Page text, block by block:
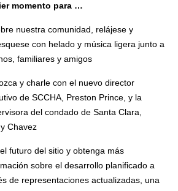
momento para …
nuestra comunidad, relájese y
con helado y música ligera junto a
familiares y amigos
y charle con el nuevo director
de SCCHA, Preston Prince, y la
​​del condado de Santa Clara,
Chavez
futuro del sitio y obtenga más
sobre el desarrollo planificado a
de representaciones actualizadas, una